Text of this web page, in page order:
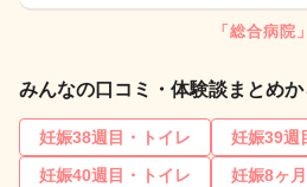
「総合病院
みんなの口コミ・体験談まとめか
妊娠38週目・トイレ
妊娠39週
妊娠40週目・トイレ
妊娠8ヶ